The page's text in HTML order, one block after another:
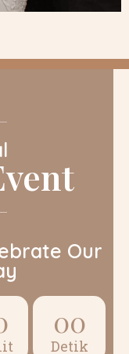
Our
00
Detik